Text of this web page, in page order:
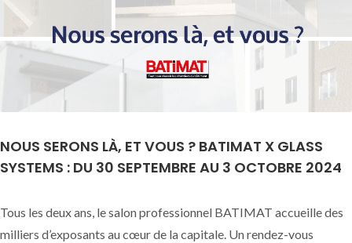
NOUS SERONS LÀ, ET VOUS ? BATIMAT X GLASS
SYSTEMS : DU 30 SEPTEMBRE AU 3 OCTOBRE 2024
Tous les deux ans, le salon professionnel BATIMAT accueille des
milliers d’exposants au cœur de la capitale. Un rendez-vous